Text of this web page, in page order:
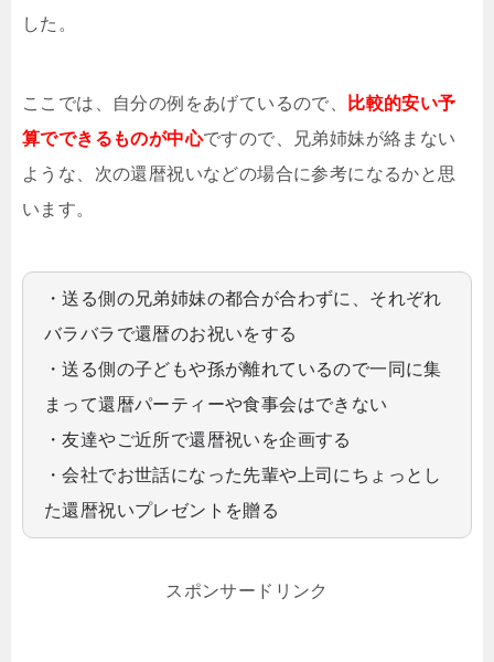
した。
ここでは、自分の例をあげているので、
比較的安い予
算でできるものが中心ですので、兄弟姉妹が絡まない
ような、次の還暦祝いなどの場合に参考になるかと思
います。
・送る側の兄弟姉妹の都合が合わずに、それぞれ
バラバラで還暦のお祝いをする
・送る側の子どもや孫が離れているので一同に集
まって還暦パーティーや食事会はできない
・友達やご近所で還暦祝いを企画する
・会社でお世話になった先輩や上司にちょっとし
た還暦祝いプレゼントを贈る
スポンサードリンク